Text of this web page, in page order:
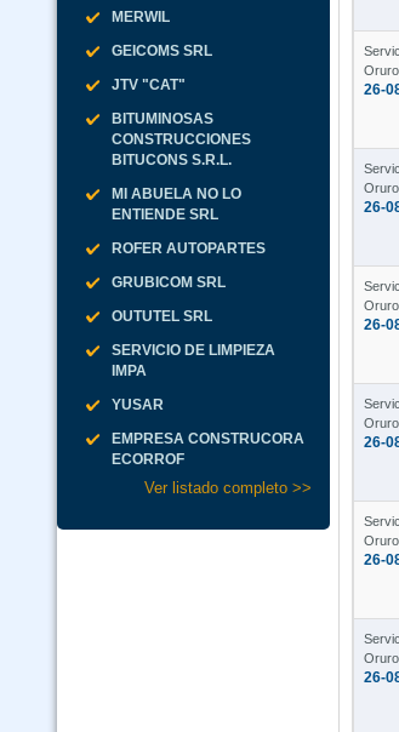
MERWIL
GEICOMS SRL
JTV "CAT"
BITUMINOSAS
CONSTRUCCIONES
BITUCONS S.R.L.
MI ABUELA NO LO
ENTIENDE SRL
ROFER AUTOPARTES
GRUBICOM SRL
OUTUTEL SRL
SERVICIO DE LIMPIEZA
IMPA
YUSAR
EMPRESA CONSTRUCORA
ECORROF
Ver listado completo >>
Oruro
26-
Oruro
26-
Oruro
26-
Oruro
26-
Oruro
26-
Oruro
26-